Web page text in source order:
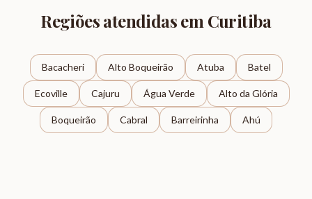
Regiões atendidas em Curitiba
Bacacheri Alto Boqueirão Atuba Batel
Ecoville Cajuru Água Verde Alto da Glória
Boqueirão Cabral Barreirinha Ahú